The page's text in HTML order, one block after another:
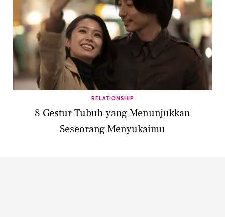
RELATIONSHIP
8 Gestur Tubuh yang Menunjukkan
Seseorang Menyukaimu